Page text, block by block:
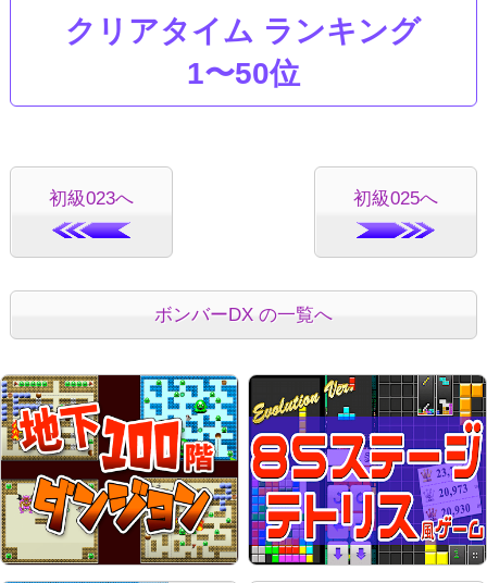
クリアタイム ランキング
1〜50位
初級023へ 初級025へ
ボンバーDX の一覧へ